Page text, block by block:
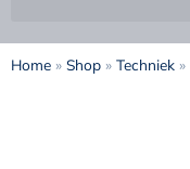
Home » Shop » Techniek »